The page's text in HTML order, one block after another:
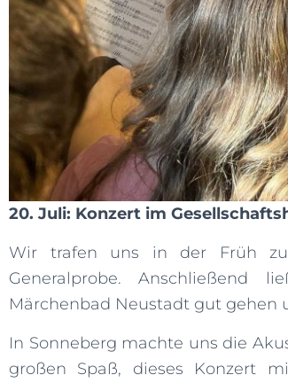
20. Juli: Konzert im
Wir trafen uns in der Früh
Generalprobe.
Märchenbad Neustadt gut gehen
In Sonneberg machte uns die
großen Spaß, dieses Konzert